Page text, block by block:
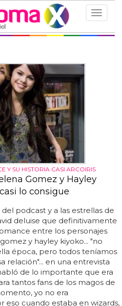
Toggle
Y SU HISTORIA CASI ARCOIRIS
Gomez y Hayley
lo consigue
del podcast y a las estrellas de
deluise que definitivamente
entre los personajes
y hayley kiyoko... "no
época, pero todos teníamos
relación"... en una entrevista
de lo importante que era
tantos fans de los magos de
yo no era
eso cuando estaba en wizards,